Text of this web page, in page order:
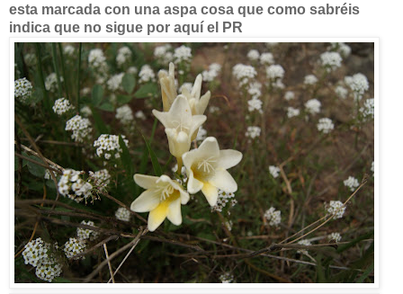
esta marcada con una aspa cosa que como sabréis
indica que no sigue por aquí el PR